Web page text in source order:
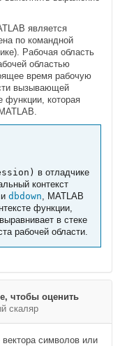
является
по командной
Рабочая область
областью
время рабочую
вызывающей
функции, которая
в отладчике
контекст
dbdown, MATLAB
функции,
в стеке
рабочей области.
чтобы оценить
скаляр
символов или